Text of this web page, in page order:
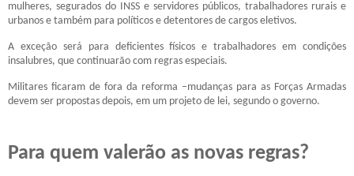
mulheres, segurados do INSS e servidores públicos, trabalhadores rurais e
urbanos e também para políticos e detentores de cargos eletivos.
A exceção será para deficientes físicos e trabalhadores em condições
insalubres, que continuarão com regras especiais.
Militares ficaram de fora da reforma –mudanças para as Forças Armadas
devem ser propostas depois, em um projeto de lei, segundo o governo.
Para quem valerão as novas regras?